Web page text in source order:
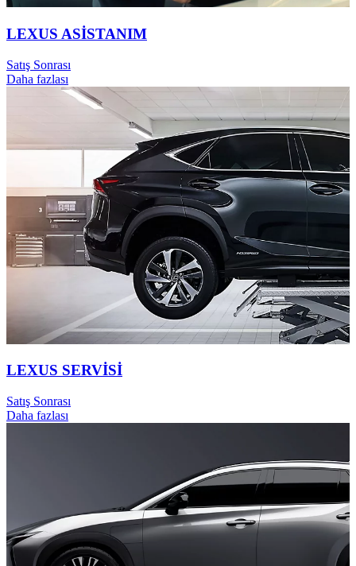
LEXUS ASİSTANIM
Satış Sonrası
Daha fazlası
LEXUS SERVİSİ
Satış Sonrası
Daha fazlası